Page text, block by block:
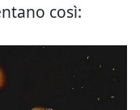
così: